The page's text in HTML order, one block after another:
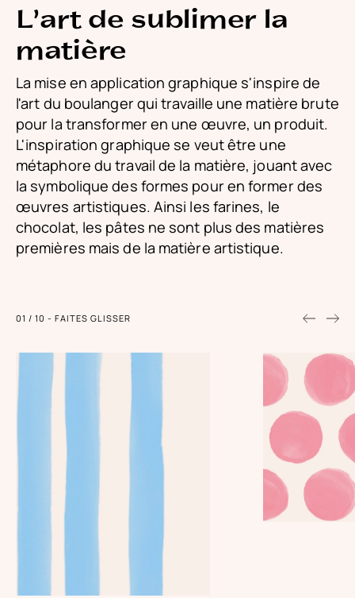
L'art de sublimer la
matière
La mise en application graphique s'inspire de
l'art du boulanger qui travaille une matière brute
pour la transformer en une œuvre, un produit.
L'inspiration graphique se veut être une
métaphore du travail de la matière, jouant avec
la symbolique des formes pour en former des
œuvres artistiques. Ainsi les farines, le
chocolat, les pâtes ne sont plus des matières
premières mais de la matière artistique.
01 / 10 - FAITES GLISSER